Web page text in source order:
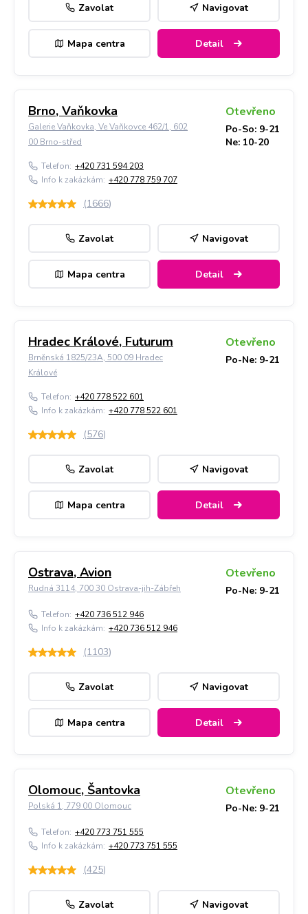
Zavolat Navigovat
Mapa centra Detail
Brno, Vaňkovka
Galerie Vaňkovka, Ve Vaňkovce 462/1, 602
00 Brno-střed
Otevřeno
Po-So: 9-21
Ne: 10-20
Telefon: +420 731 594 203
Info k zakázkám: +420 778 759 707
(1666)
Zavolat Navigovat
Mapa centra Detail
Hradec Králové, Futurum
Brněnská 1825/23A, 500 09 Hradec
Králové
Otevřeno
Po-Ne: 9-21
Telefon: +420 778 522 601
Info k zakázkám: +420 778 522 601
(576)
Zavolat Navigovat
Mapa centra Detail
Ostrava, Avion
Rudná 3114, 700 30 Ostrava-jih-Zábřeh
Otevřeno
Po-Ne: 9-21
Telefon: +420 736 512 946
Info k zakázkám: +420 736 512 946
(1103)
Zavolat Navigovat
Mapa centra Detail
Olomouc, Šantovka
Polská 1, 779 00 Olomouc
Otevřeno
Po-Ne: 9-21
Telefon: +420 773 751 555
Info k zakázkám: +420 773 751 555
(425)
Zavolat Navigovat